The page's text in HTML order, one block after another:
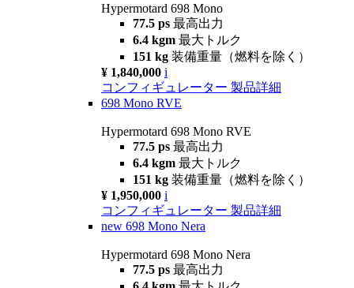
Hypermotard 698 Mono
77.5 ps 最高出力
6.4 kgm 最大トルク
151 kg 装備重量（燃料を除く）
¥ 1,840,000 i
コンフィギュレーター 製品詳細
698 Mono RVE
Hypermotard 698 Mono RVE
77.5 ps 最高出力
6.4 kgm 最大トルク
151 kg 装備重量（燃料を除く）
¥ 1,950,000 i
コンフィギュレーター 製品詳細
new 698 Mono Nera
Hypermotard 698 Mono Nera
77.5 ps 最高出力